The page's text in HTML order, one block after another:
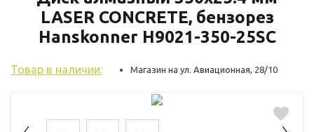
LASER CONCRETE, бензорез
Hanskonner H9021-350-25SC
Товар в наличии: Магазин на ул. Авиационная, 28/10
пользователей на сайте. Эти файлы cookie
помогают понять, как используется сайт,
и сделать функционал сайта максимально
удобным для пользователей.
Рекламные файлы cookie используются